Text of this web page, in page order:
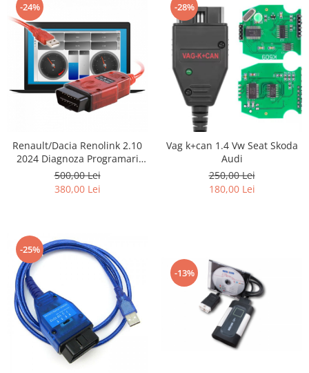
-24%
Renault/Dacia Renolink 2.10
2024 Diagnoza Programari
Chei UCH
500,00 Lei
380,00 Lei
-28%
Vag k+can 1.4 Vw Seat Skoda
Audi
250,00 Lei
180,00 Lei
-25%
-13%